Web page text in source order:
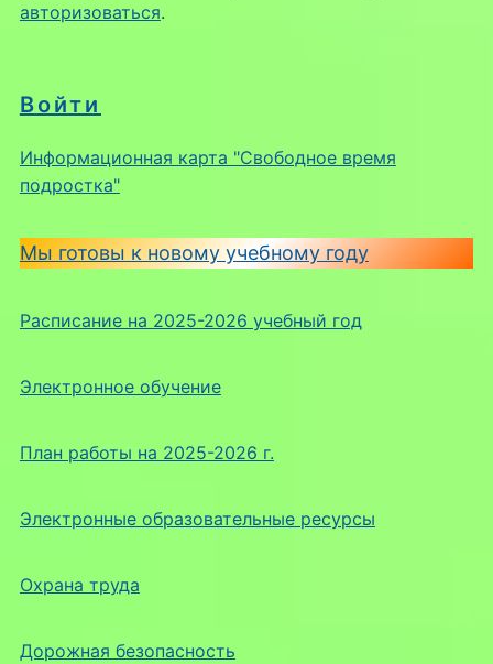
Войти
Информационная карта "Свободное время
подростка"
Мы готовы к новому учебному году
Расписание на 2025-2026 учебный год
Электронное обучение
План работы на 2025-2026 г.
Электронные образовательные ресурсы
Охрана труда
Дорожная безопасность
авторизоваться.